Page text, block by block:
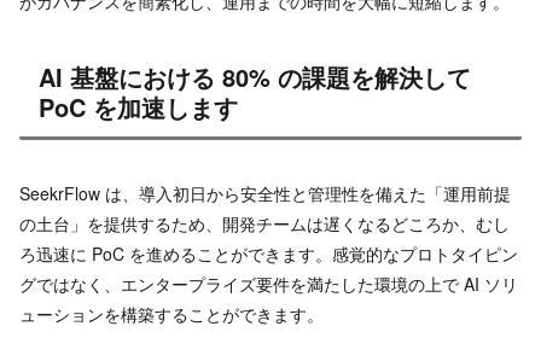
AI 基盤における 80% の課題を解決して
PoC を加速します
SeekrFlow は、導入初日から安全性と管理性を備えた「運用前提
の土台」を提供するため、開発チームは遅くなるどころか、むし
ろ迅速に PoC を進めることができます。感覚的なプロトタイピン
グではなく、エンタープライズ要件を満たした環境の上で AI ソリ
ューションを構築することができます。